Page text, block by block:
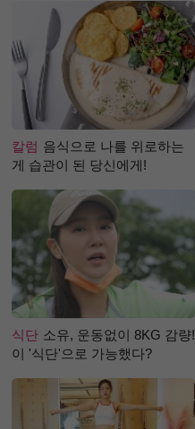
칼럼 음식으로 나를 위로하는
게 습관이 된 당신에게!
식단 소유, 운동없이 8KG 감량!
이 '식단'으로 가능했다?